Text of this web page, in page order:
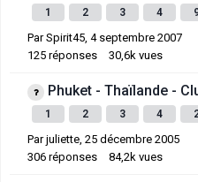
1 2 3 4
ParSpirit45, 4 septembre 2007
125 réponses 30,6k vues
Phuket - Thaïlande -
1 2 3 4
Parjuliette 25 décembre 2005
306 réponses 84,2k vues